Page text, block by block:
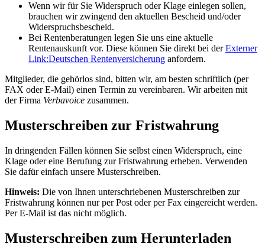
Wenn wir für Sie Widerspruch oder Klage einlegen sollen,
brauchen wir zwingend den aktuellen Bescheid und/oder
Widerspruchsbescheid.
Bei Rentenberatungen legen Sie uns eine aktuelle
Rentenauskunft vor. Diese können Sie direkt bei derExterner
Link:Deutschen Rentenversicherung anfordern.
Mitglieder, die gehörlos sind, bitten wir, am besten schriftlich (per
FAX oder E-Mail) einen Termin zu vereinbaren. Wir arbeiten mit
der Firma Verbavoice zusammen.
Musterschreiben zur Fristwahrung
In dringenden Fällen können Sie selbst einen Widerspruch, eine
Klage oder eine Berufung zur Fristwahrung erheben. Verwenden
Sie dafür einfach unsere Musterschreiben.
Hinweis: Die von Ihnen unterschriebenen Musterschreiben zur
Fristwahrung können nur per Post oder per Fax eingereicht werden.
Per E-Mail ist das nicht möglich.
Musterschreiben zum Herunterladen